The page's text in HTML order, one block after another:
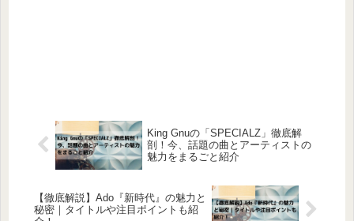
King Gnuの「SPECIALZ」徹底解
剖！今、話題の曲とアーティストの
魅力をまるごと紹介
【徹底解説】Ado『新時代』の魅力と
秘密｜タイトルや注目ポイントも紹